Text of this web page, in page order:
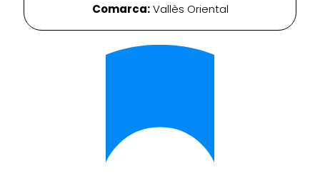
Comarca:Vallès Oriental